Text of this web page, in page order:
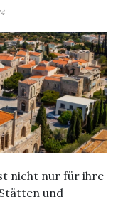
nicht nur für ihre
und